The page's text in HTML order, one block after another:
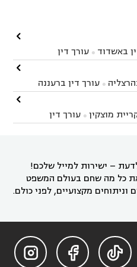
באשדוד 
עורך דין
עורך דין בגן יבנה
בערד
דין בקרית מלאכי

 עורך דין ברעננה
בכפר סבא
עורך דין בהוד
עורך דין בקדימה

מוצקין 
עורך דין
אתא
עורך דין

– ישירות למייל שלכם!
את כל מה שחם בעולם המשפט
וניתוחים מקצועיים, לפני כולם.


